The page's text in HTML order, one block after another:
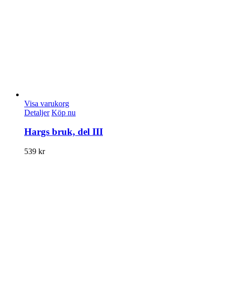
Visa varukorg
Detaljer Köp nu
Hargs bruk, del III
539 kr